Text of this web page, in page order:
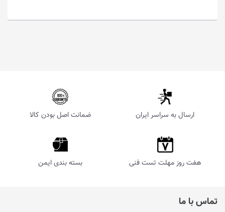
ارسال به سراسر ایران ضمانت اصل بودن کالا
هفت روز مهلت تست فنی بسته بندی ایمن
تماس با ما